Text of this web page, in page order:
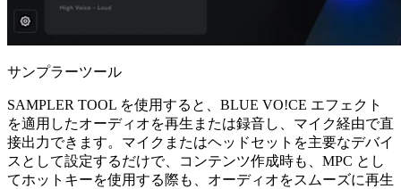
サンプラーツール
SAMPLER TOOL を使用すると、BLUE VO!CE エフェクト
を適用したオーディオを再生または録音し、マイク経由で直
接出力できます。マイクまたはヘッドセットを主要なデバイ
スとして設定するだけで、コンテンツ作成時も、MPC とし
てホットキーを使用する際も、オーディオをスムーズに再生